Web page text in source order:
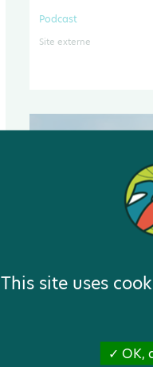
Podcast
Site externe
naturelle de
This site uses
OK,